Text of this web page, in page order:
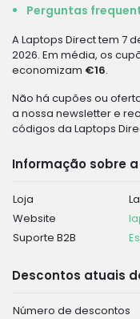
Perguntas
A Laptops Direct tem 7
2026. Em média, os
economizam €16.
Não há cupões ou
a nossa newsletter e
códigos da Laptops
Informação sobre
Loja
Website
Suporte B2B
Descontos atuais
Número de descontos